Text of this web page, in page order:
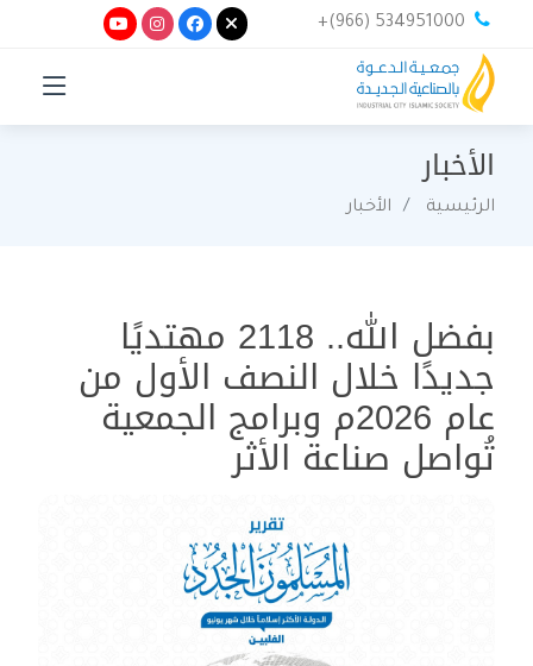
+(966) 534951000
الأخبار
الرئيسية الأخبار
بفضل الله.. 2118 مهتديًا
جديدًا خلال النصف الأول من
عام 2026م وبرامج الجمعية
تُواصل صناعة الأثر